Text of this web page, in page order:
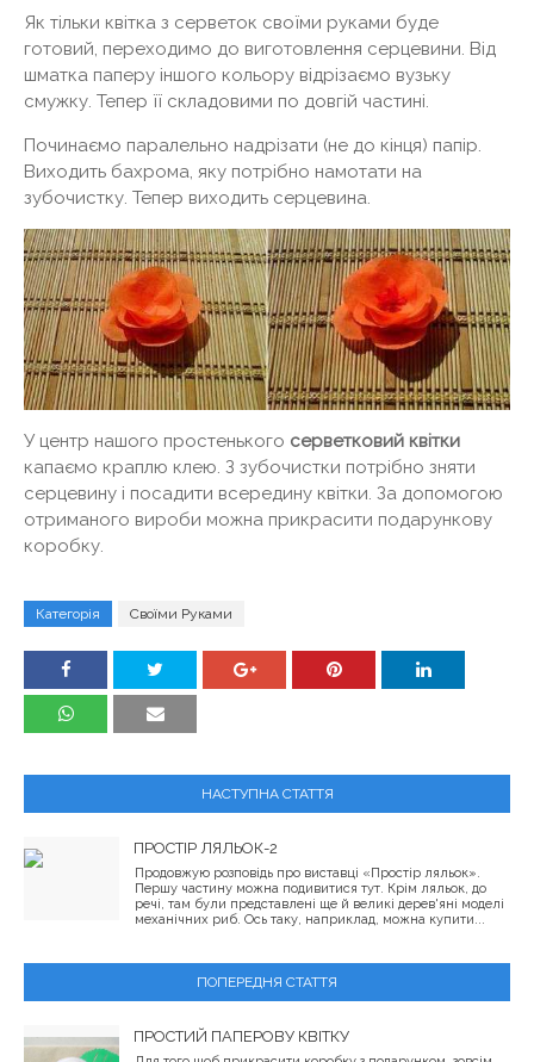
Як тільки квітка з серветок своїми руками буде
готовий, переходимо до виготовлення серцевини. Від
шматка паперу іншого кольору відрізаємо вузьку
смужку. Тепер її складовими по довгій частині.
Починаємо паралельно надрізати (не до кінця) папір.
Виходить бахрома, яку потрібно намотати на
зубочистку. Тепер виходить серцевина.
У центр нашого простенького серветковий квітки
капаємо краплю клею. З зубочистки потрібно зняти
серцевину і посадити всередину квітки. За допомогою
отриманого вироби можна прикрасити подарункову
коробку.
Категорія Своїми Руками
НАСТУПНА СТАТТЯ
ПРОСТІР ЛЯЛЬОК-2
Продовжую розповідь про виставці «Простір ляльок».
Першу частину можна подивитися тут. Крім ляльок, до
речі, там були представлені ще й великі дерев'яні моделі
механічних риб. Ось таку, наприклад, можна купити...
ПОПЕРЕДНЯ СТАТТЯ
ПРОСТИЙ ПАПЕРОВУ КВІТКУ